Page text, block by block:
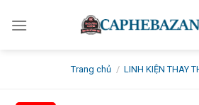
Trang chủ / LINH KIỆN THAY